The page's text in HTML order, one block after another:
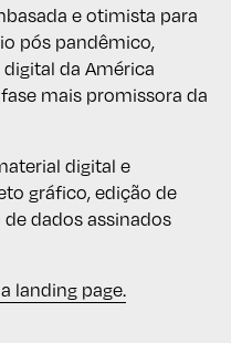
e otimista para
pós pandêmico,
da América
mais promissora da
digital e
gráfico, edição de
dados assinados
landing page.